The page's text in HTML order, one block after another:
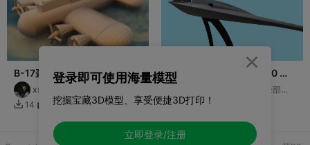
B-17轰炸机
xsz
 14 4
诺斯罗普 B-2 精灵 - 1/80 比
例
此号作废26年7月1号全部模
型将下架
354 30
登录即可使用海量模型
挖掘宝藏3D模型、享受便捷3D打印！
立即登录/注册
